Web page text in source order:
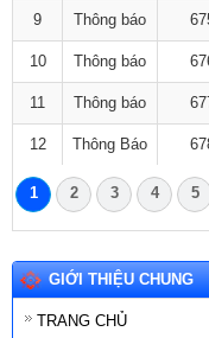
9 Thông báo
10 Thông báo
11 Thông báo
12 Thông Báo
1 2 3 4 5
GIỚI THIỆU CHUNG
TRANG CHỦ